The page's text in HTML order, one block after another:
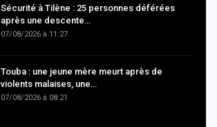
Sécurité à Tilène : 25 personnes déférées
après une descente…
07/08/2026 à 11:27
Touba : une jeune mère meurt après de
violents malaises, une…
07/08/2026 à 08:21